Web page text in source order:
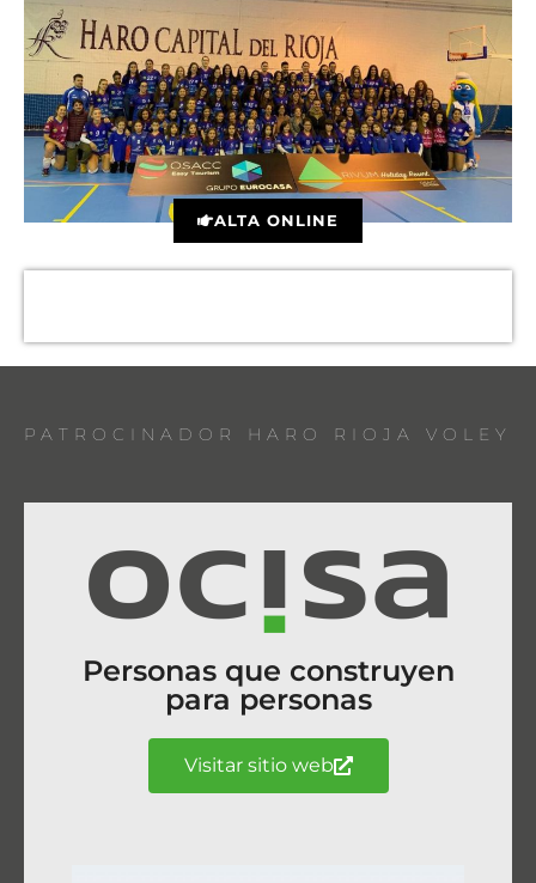
ALTA ONLINE
PATROCINADOR HARO RIOJA VOLEY
Personas que construyen
para personas
Visitar sitio web